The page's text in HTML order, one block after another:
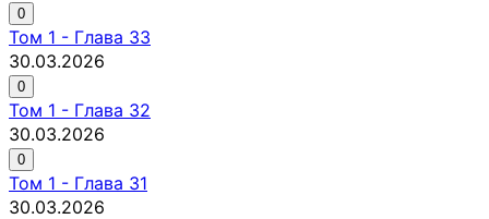
0
Том 1 - Глава 33
30.03.2026
0
Том 1 - Глава 32
30.03.2026
0
Том 1 - Глава 31
30.03.2026